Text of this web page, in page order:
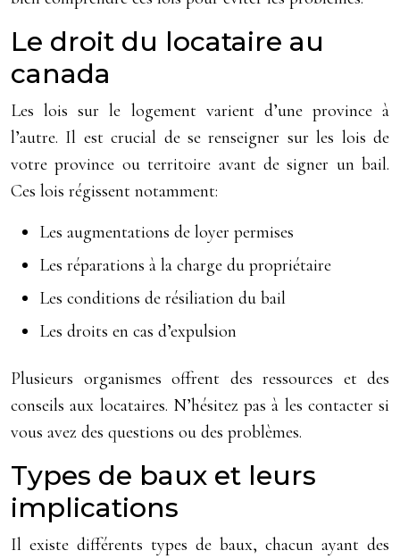
Le droit du locataire au
canada
Les lois sur le logement varient d’une province à
l’autre. Il est crucial de se renseigner sur les lois de
votre province ou territoire avant de signer un bail.
Ces lois régissent notamment:
Les augmentations de loyer permises
Les réparations à la charge du propriétaire
Les conditions de résiliation du bail
Les droits en cas d’expulsion
Plusieurs organismes offrent des ressources et des
conseils aux locataires. N’hésitez pas à les contacter si
vous avez des questions ou des problèmes.
Types de baux et leurs
implications
Il existe différents types de baux, chacun ayant des